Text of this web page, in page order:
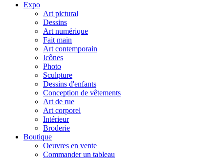
Expo
Art pictural
Dessins
Art numérique
Fait main
Art contemporain
Icônes
Photo
Sculpture
Dessins d'enfants
Conception de vêtements
Art de rue
Art corporel
Intérieur
Broderie
Boutique
Oeuvres en vente
Commander un tableau